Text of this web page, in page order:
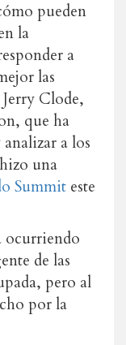
pueden
la
a
las
Clode,
que ha
a los
una
Summit este
ocurriendo
de las
pero al
por la